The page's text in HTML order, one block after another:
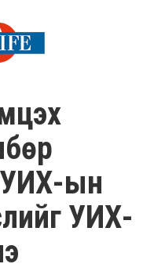
УИХ-ын
УИХ-